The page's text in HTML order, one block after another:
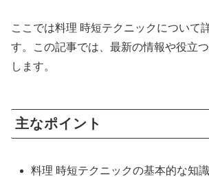
ここでは料理 時短テクニックについて
す。この記事では、最新の情報や役立
します。
主なポイント
料理 時短テクニックの基本的な知識